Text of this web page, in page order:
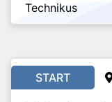
Technikus
START